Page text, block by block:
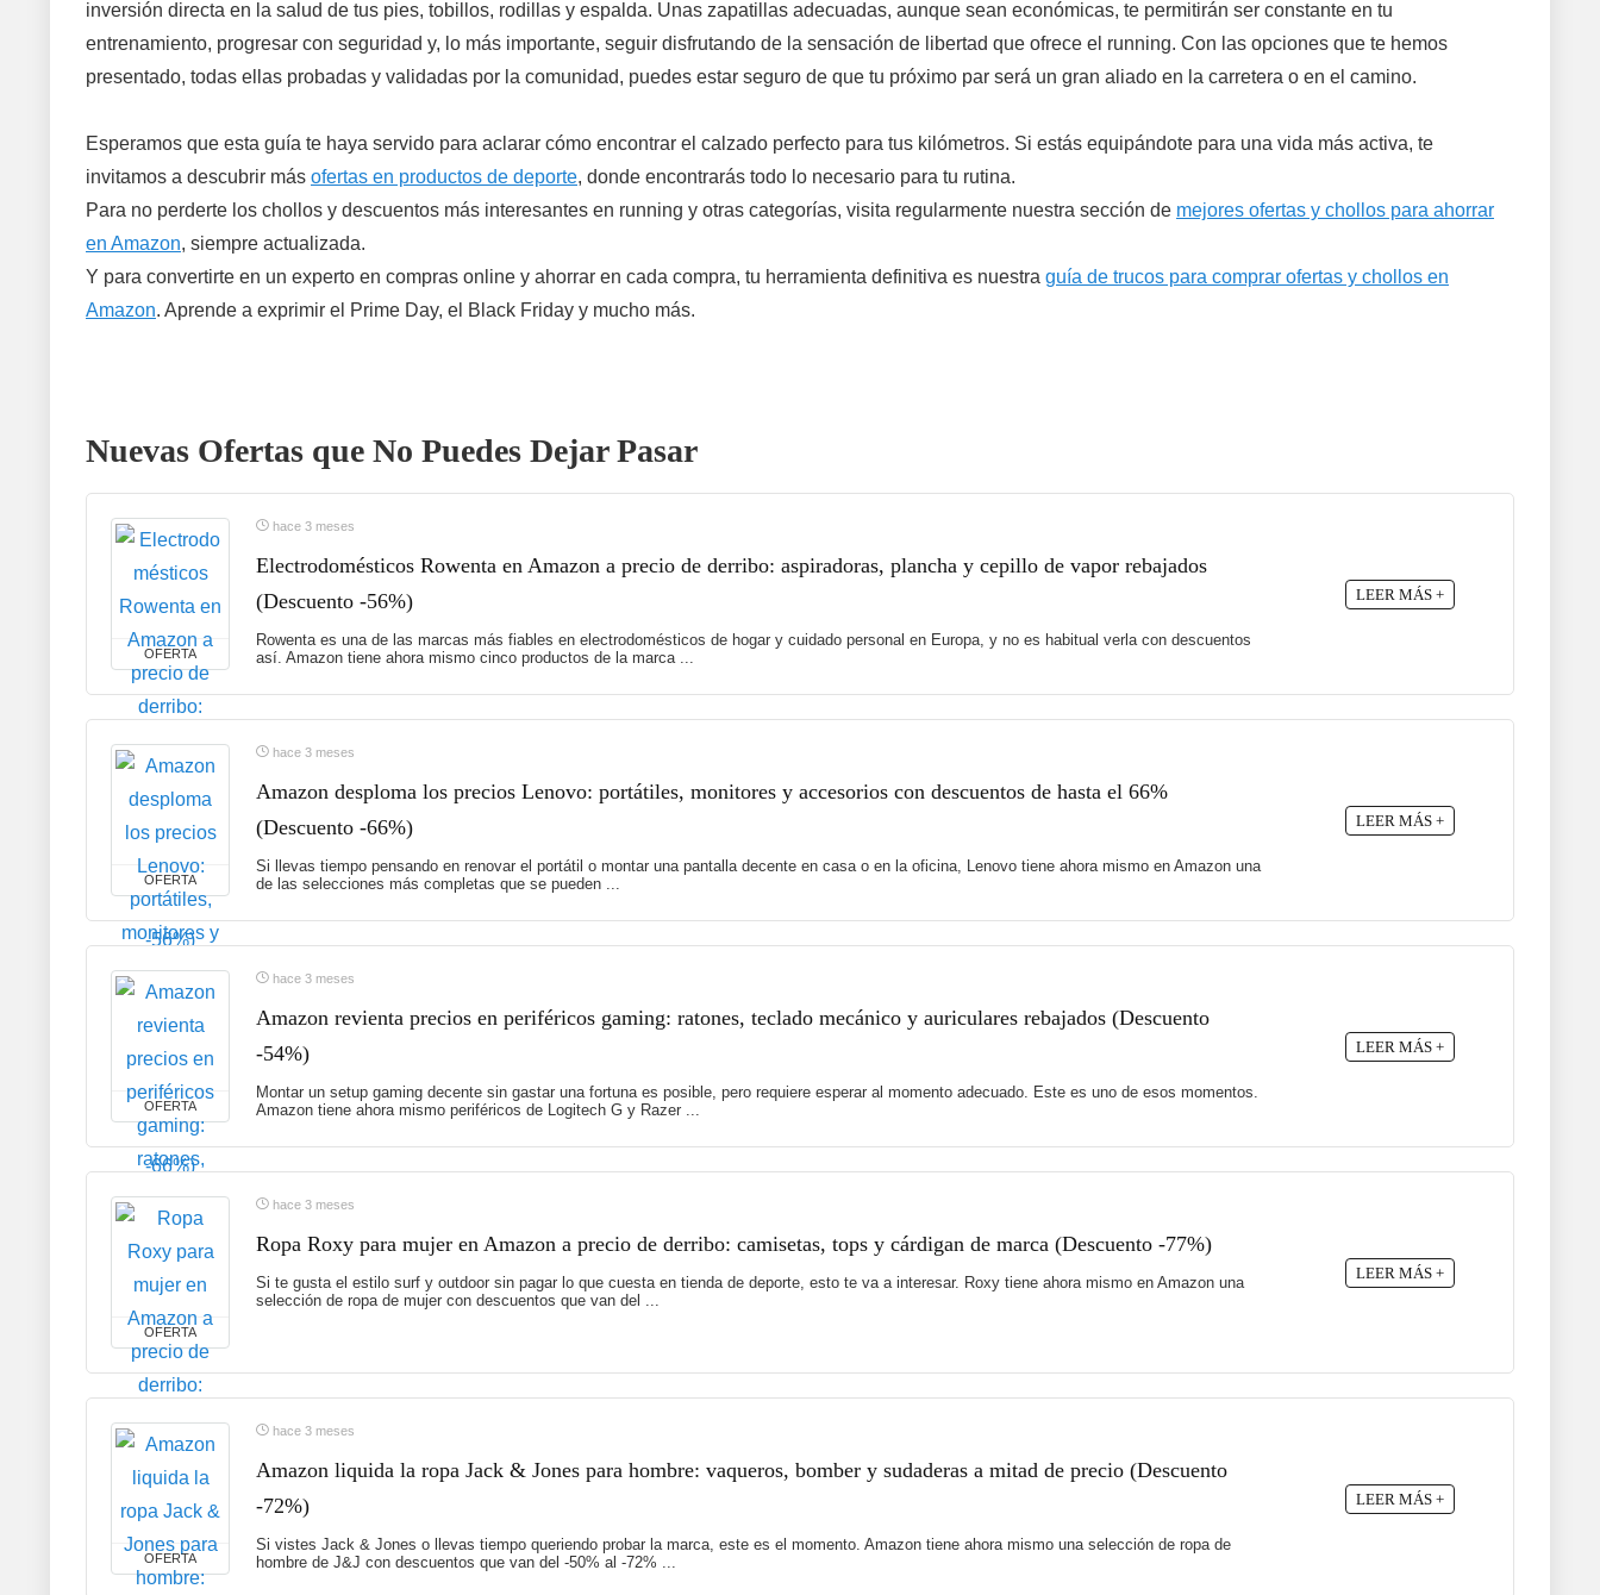
inversión directa en la salud de tus pies, tobillos, rodillas y espalda. Unas zapatillas adecuadas, aunque sean económicas, te permitirán ser constante en tu
entrenamiento, progresar con seguridad y, lo más importante, seguir disfrutando de la sensación de libertad que ofrece el running. Con las opciones que te hemos
presentado, todas ellas probadas y validadas por la comunidad, puedes estar seguro de que tu próximo par será un gran aliado en la carretera o en el camino.
Esperamos que esta guía te haya servido para aclarar cómo encontrar el calzado perfecto para tus kilómetros. Si estás equipándote para una vida más activa, te
invitamos a descubrir más ofertas en productos de deporte, donde encontrarás todo lo necesario para tu rutina.
Para no perderte los chollos y descuentos más interesantes en running y otras categorías, visita regularmente nuestra sección de mejores ofertas y chollos para ahorrar
en Amazon, siempre actualizada.
Y para convertirte en un experto en compras online y ahorrar en cada compra, tu herramienta definitiva es nuestra guía de trucos para comprar ofertas y chollos en
Amazon. Aprende a exprimir el Prime Day, el Black Friday y mucho más.
Nuevas Ofertas que No Puedes Dejar Pasar
OFERTA
hace 3 meses
Electrodomésticos Rowenta en Amazon a precio de derribo: aspiradoras, plancha y cepillo de vapor rebajados
(Descuento -56%)
Rowenta es una de las marcas más fiables en electrodomésticos de hogar y cuidado personal en Europa, y no es habitual verla con descuentos
así. Amazon tiene ahora mismo cinco productos de la marca ...
LEER MÁS +
OFERTA
hace 3 meses
Amazon desploma los precios Lenovo: portátiles, monitores y accesorios con descuentos de hasta el 66%
(Descuento -66%)
Si llevas tiempo pensando en renovar el portátil o montar una pantalla decente en casa o en la oficina, Lenovo tiene ahora mismo en Amazon una
de las selecciones más completas que se pueden ...
LEER MÁS +
OFERTA
hace 3 meses
Amazon revienta precios en periféricos gaming: ratones, teclado mecánico y auriculares rebajados (Descuento
-54%)
Montar un setup gaming decente sin gastar una fortuna es posible, pero requiere esperar al momento adecuado. Este es uno de esos momentos.
Amazon tiene ahora mismo periféricos de Logitech G y Razer ...
LEER MÁS +
OFERTA
hace 3 meses
Ropa Roxy para mujer en Amazon a precio de derribo: camisetas, tops y cárdigan de marca (Descuento -77%)
Si te gusta el estilo surf y outdoor sin pagar lo que cuesta en tienda de deporte, esto te va a interesar. Roxy tiene ahora mismo en Amazon una
selección de ropa de mujer con descuentos que van del ...
LEER MÁS +
OFERTA
hace 3 meses
Amazon liquida la ropa Jack & Jones para hombre: vaqueros, bomber y sudaderas a mitad de precio (Descuento
-72%)
Si vistes Jack & Jones o llevas tiempo queriendo probar la marca, este es el momento. Amazon tiene ahora mismo una selección de ropa de
hombre de J&J con descuentos que van del -50% al -72% ...
LEER MÁS +